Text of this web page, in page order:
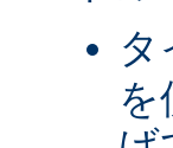
タ
を